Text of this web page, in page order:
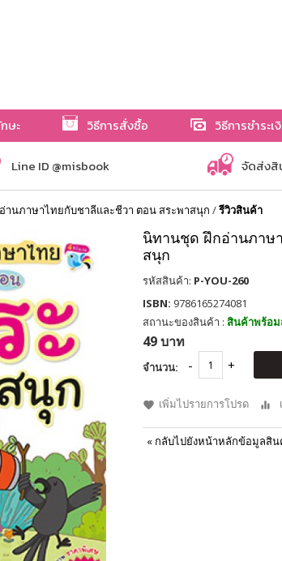
ษะ วิธีการสั่งซื้อ วิธีการชำระเ
Line ID @misbook จัดส่งสิ
นภาษาไทยกับชาลีและชีวา ตอน สระพาสนุก /รีวิวสินค้า
นิทานชุด ฝึกอ่านภาษ
สนุก
รหัสสินค้า: P-YOU-260
ISBN: 9786165274081
สถานะของสินค้า : สินค้าพร้อม
49 บาท
จำนวน:
เพิ่มไปรายการโปรด
« กลับไปยังหน้าหลักข้อมูลสิน